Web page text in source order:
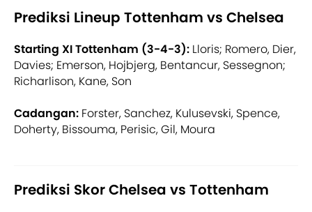
Prediksi Lineup Tottenham vs Chelsea
Starting XI Tottenham (3-4-3): Lloris; Romero, Dier,
Davies; Emerson, Hojbjerg, Bentancur, Sessegnon;
Richarlison, Kane, Son
Cadangan: Forster, Sanchez, Kulusevski, Spence,
Doherty, Bissouma, Perisic, Gil, Moura
Prediksi Skor Chelsea vs Tottenham